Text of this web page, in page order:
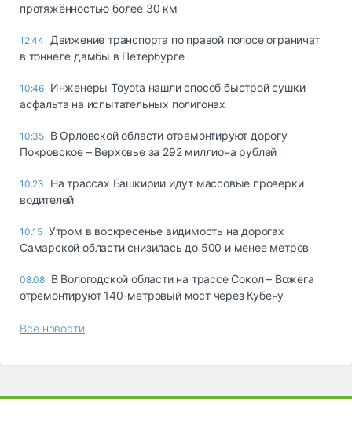
протяжённостью более 30 км
12:44
Движение транспорта по правой полосе ограничат
в тоннеле дамбы в Петербурге
10:46 Инженеры Toyota нашли способ быстрой сушки
асфальта на испытательных полигонах
10:35 В Орловской области отремонтируют дорогу
Покровское – Верховье за 292 миллиона рублей
10:23
На трассах Башкирии идут массовые проверки
водителей
10:15 Утром в воскресенье видимость на дорогах
Самарской области снизилась до 500 и менее метров
08.08 В Вологодской области на трассе Сокол – Вожега
отремонтируют 140-метровый мост через Кубену
Все новости